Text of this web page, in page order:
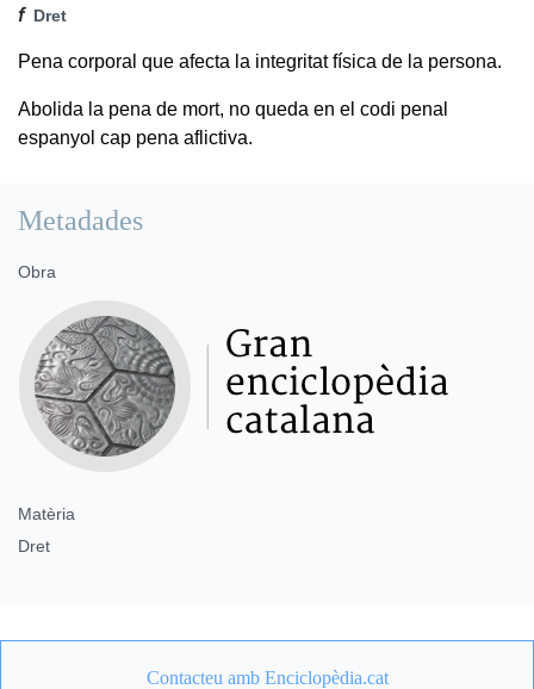
f Dret
Pena corporal que afecta la integritat física de la persona.
Abolida la pena de mort, no queda en el codi penal
espanyol cap pena aflictiva.
Metadades
Obra
Matèria
Dret
Contacteu amb Enciclopèdia.cat